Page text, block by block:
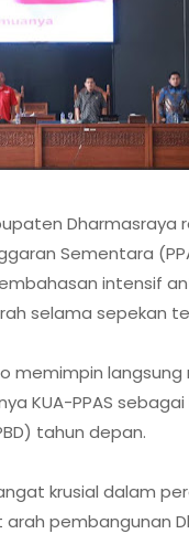
Sementara
intensif
selama sepekan
memimpin
KUA-PPAS
tahun depan.
krusial dalam
pembangunan